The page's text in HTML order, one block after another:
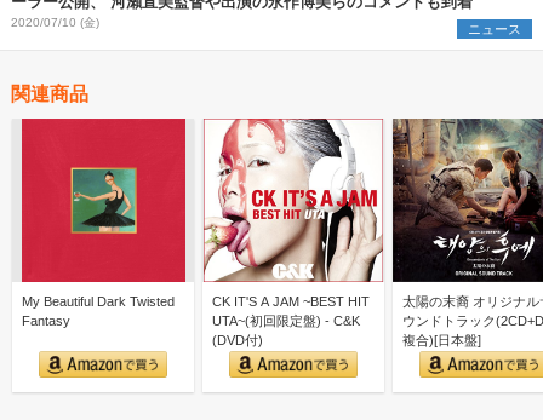
2020/07/10 (金) ニュース
関連商品
My Beautiful Dark Twisted
Fantasy
CK IT'S A JAM ~BEST HIT
UTA~(初回限定盤) - C&K
(DVD付)
太陽の末裔 オリジナル
ウンドトラック
複合)[日本盤]